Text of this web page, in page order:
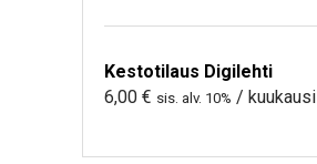
Kestotilaus Digilehti
6,00 € sis. alv. 10% / kuukausi